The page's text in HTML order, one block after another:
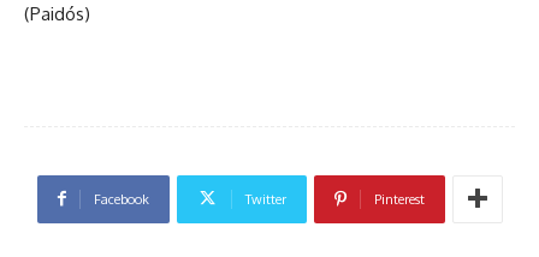
(Paidós)
Facebook Twitter Pinterest